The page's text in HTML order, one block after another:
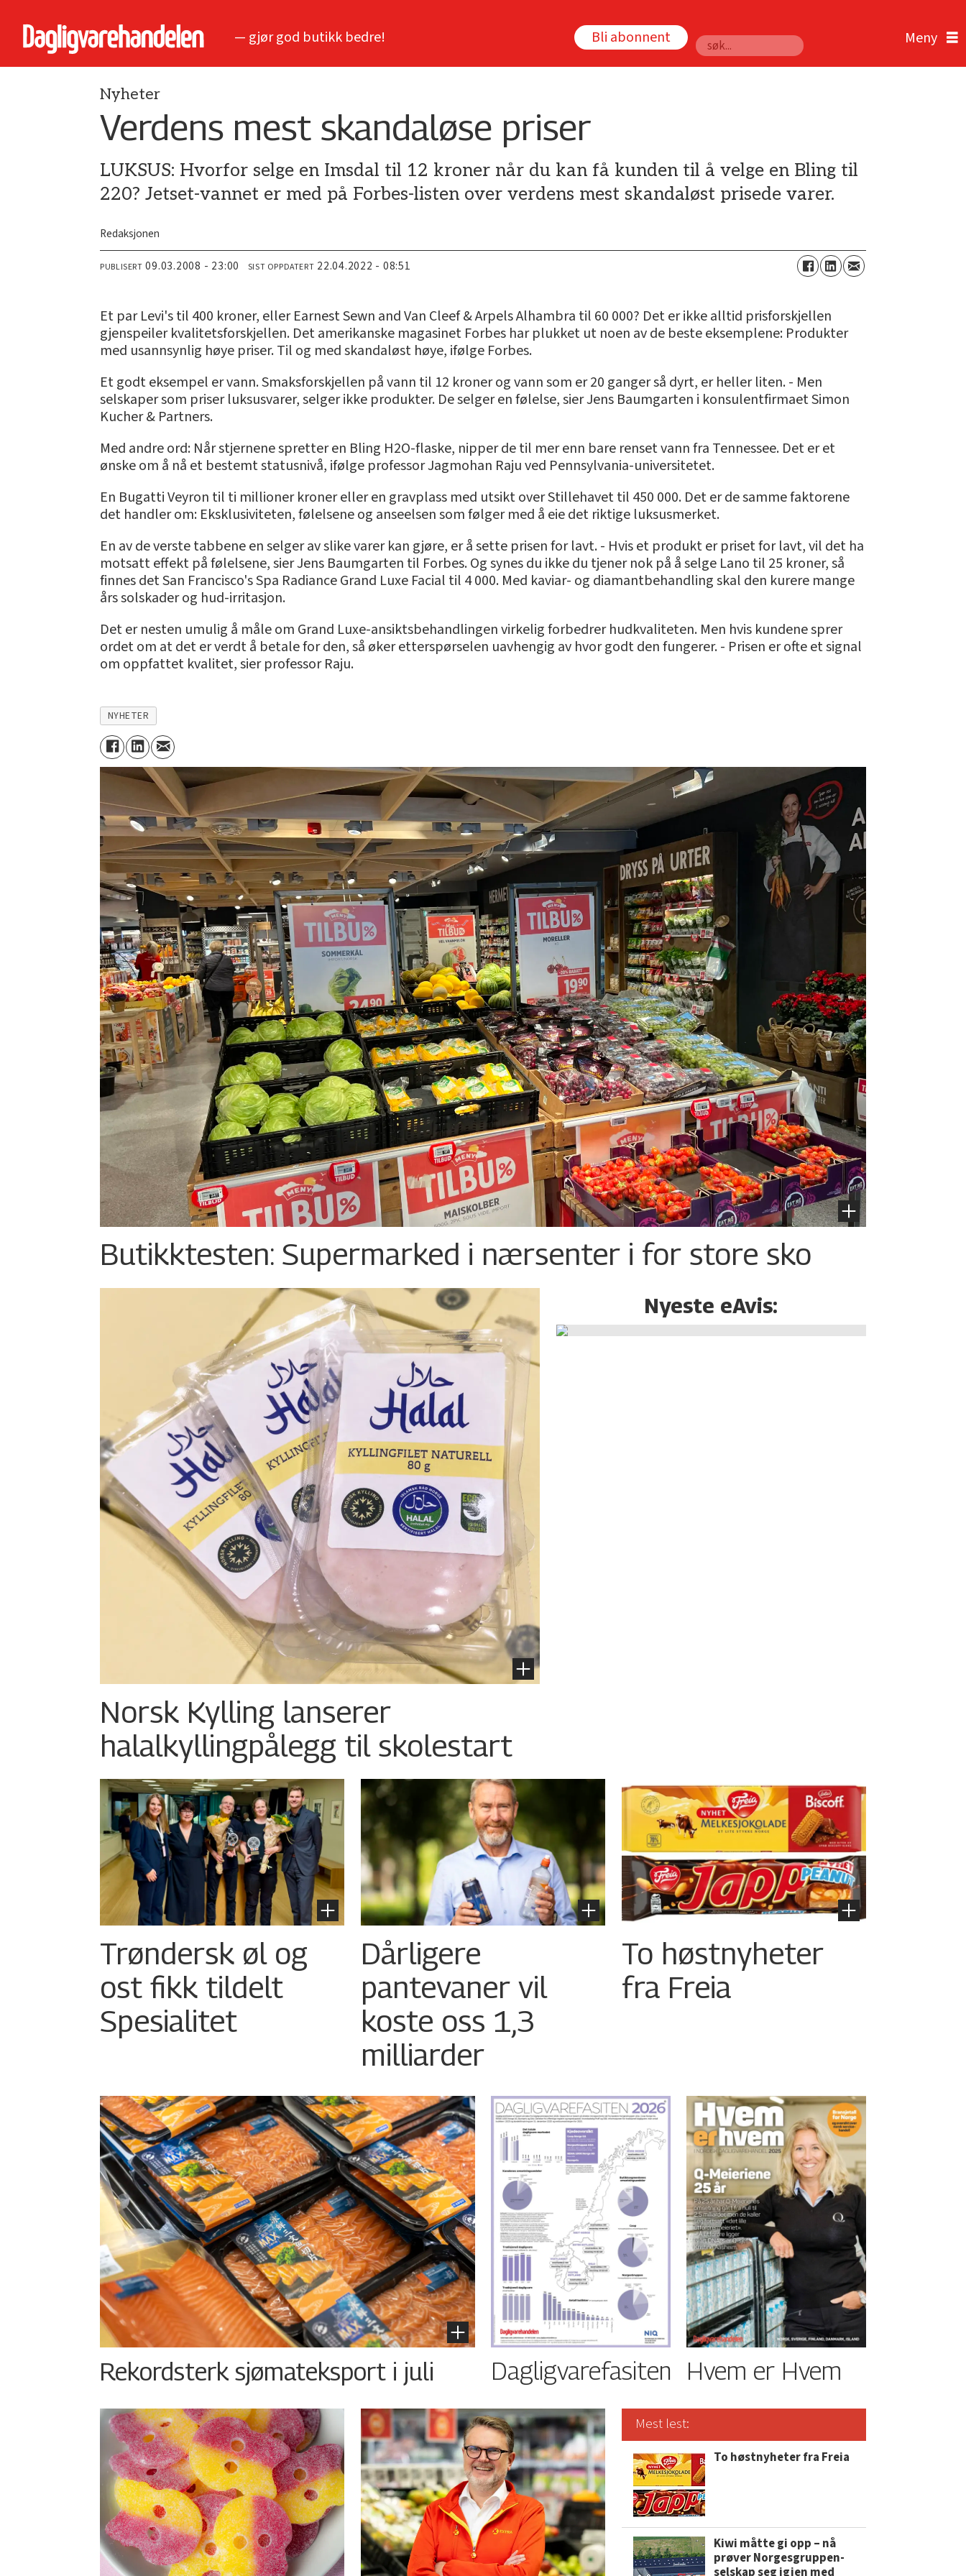
— gjør god butikk bedre! Bli abonnent
Søk
Nyheter
Verdens mest skandaløse priser
LUKSUS: Hvorfor selge en Imsdal til 12 kroner når du kan få kunden til å velge en Bling til
220? Jetset-vannet er med på Forbes-listen over verdens mest skandaløst prisede varer.
Redaksjonen
PUBLISERT 09.03.2008 - 23:00 SIST OPPDATERT 22.04.2022 - 08:51
Et par Levi's til 400 kroner, eller Earnest Sewn and Van Cleef & Arpels Alhambra til 60 000? Det er ikke alltid prisforskjellen
gjenspeiler kvalitetsforskjellen. Det amerikanske magasinet Forbes har plukket ut noen av de beste eksemplene: Produkter
med usannsynlig høye priser. Til og med skandaløst høye, ifølge Forbes.
Et godt eksempel er vann. Smaksforskjellen på vann til 12 kroner og vann som er 20 ganger så dyrt, er heller liten. - Men
selskaper som priser luksusvarer, selger ikke produkter. De selger en følelse, sier Jens Baumgarten i konsulentfirmaet Simon
Kucher & Partners.
Med andre ord: Når stjernene spretter en Bling H2O-flaske, nipper de til mer enn bare renset vann fra Tennessee. Det er et
ønske om å nå et bestemt statusnivå, ifølge professor Jagmohan Raju ved Pennsylvania-universitetet.
En Bugatti Veyron til ti millioner kroner eller en gravplass med utsikt over Stillehavet til 450 000. Det er de samme faktorene
det handler om: Eksklusiviteten, følelsene og anseelsen som følger med å eie det riktige luksusmerket.
En av de verste tabbene en selger av slike varer kan gjøre, er å sette prisen for lavt. - Hvis et produkt er priset for lavt, vil det ha
motsatt effekt på følelsene, sier Jens Baumgarten til Forbes. Og synes du ikke du tjener nok på å selge Lano til 25 kroner, så
finnes det San Francisco's Spa Radiance Grand Luxe Facial til 4 000. Med kaviar- og diamantbehandling skal den kurere mange
års solskader og hud-irritasjon.
Det er nesten umulig å måle om Grand Luxe-ansiktsbehandlingen virkelig forbedrer hudkvaliteten. Men hvis kundene sprer
ordet om at det er verdt å betale for den, så øker etterspørselen uavhengig av hvor godt den fungerer. - Prisen er ofte et signal
om oppfattet kvalitet, sier professor Raju.
NYHETER
Butikktesten: Supermarked i nærsenter i for store sko
Norsk Kylling lanserer
halalkylling­pålegg til skolestart
Nyeste eAvis:
Trøndersk øl og
ost fikk tildelt
Spesialitet
Dårligere
pantevaner vil
koste oss 1,3
milliarder
To høstnyheter
fra Freia
Rekordsterk sjømateksport i juli Dagligvarefasiten Hvem er Hvem
Mest lest:
To høstnyheter fra Freia
Kiwi måtte gi opp – nå
prøver Norgesgruppen-